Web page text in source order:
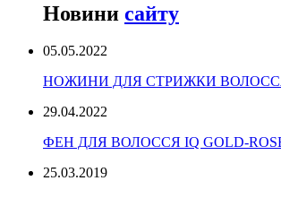
Новини сайту
05.05.2022
НОЖИНИ ДЛЯ СТРИЖКИ ВОЛОССЯ
29.04.2022
ФЕН ДЛЯ ВОЛОССЯ IQ GOLD-
25.03.2019